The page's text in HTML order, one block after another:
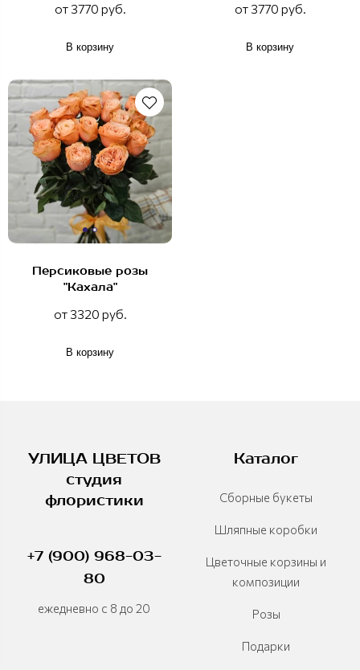
от 3770 руб.
В корзину
от 3770 руб.
В корзину
Персиковые розы
"Кахала"
от 3320 руб.
В корзину
УЛИЦА ЦВЕТОВ
студия
флористики
+7 (900) 968-03-
80
ежедневно с 8 до 20
Каталог
Сборные букеты
Шляпные коробки
Цветочные корзины и
композиции
Розы
Подарки